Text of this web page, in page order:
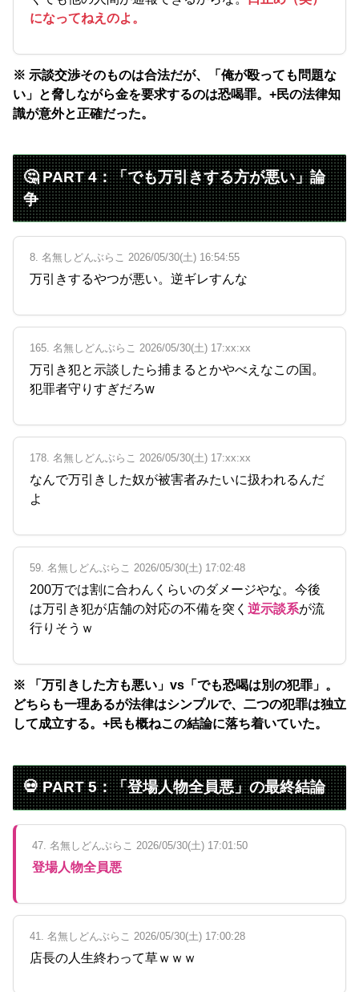
になってねえのよ。
※ 示談交渉そのものは合法だが、「俺が殴っても問題な
い」と脅しながら金を要求するのは恐喝罪。+民の法律知
識が意外と正確だった。
🤔 PART 4：「でも万引きする方が悪い」論
争
8. 名無しどんぶらこ 2026/05/30(土) 16:54:55
万引きするやつが悪い。逆ギレすんな
165. 名無しどんぶらこ 2026/05/30(土) 17:xx:xx
万引き犯と示談したら捕まるとかやべえなこの国。
犯罪者守りすぎだろw
178. 名無しどんぶらこ 2026/05/30(土) 17:xx:xx
なんで万引きした奴が被害者みたいに扱われるんだ
よ
59. 名無しどんぶらこ 2026/05/30(土) 17:02:48
200万では割に合わんくらいのダメージやな。今後
は万引き犯が店舗の対応の不備を突く 逆示談系が流
行りそうｗ
※ 「万引きした方も悪い」vs「でも恐喝は別の犯罪」。
どちらも一理あるが法律はシンプルで、二つの犯罪は独立
して成立する。+民も概ねこの結論に落ち着いていた。
💀 PART 5：「登場人物全員悪」の最終結論
47. 名無しどんぶらこ 2026/05/30(土) 17:01:50
登場人物全員悪
41. 名無しどんぶらこ 2026/05/30(土) 17:00:28
店長の人生終わって草ｗｗｗ